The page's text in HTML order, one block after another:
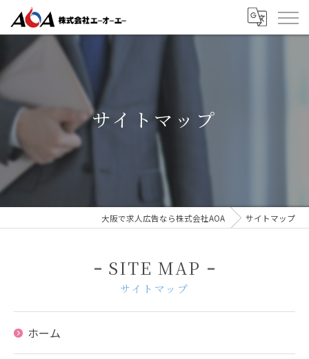
サイトマップ
大阪で求人広告なら株式会社AOA サイトマップ
サイトマップ
SITE MAP
ホーム